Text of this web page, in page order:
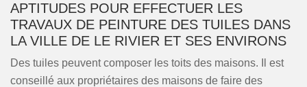
APTITUDES POUR EFFECTUER LES
TRAVAUX DE PEINTURE DES TUILES DANS
LA VILLE DE LE RIVIER ET SES ENVIRONS
Des tuiles peuvent composer les toits des maisons. Il est
conseillé aux propriétaires des maisons de faire des